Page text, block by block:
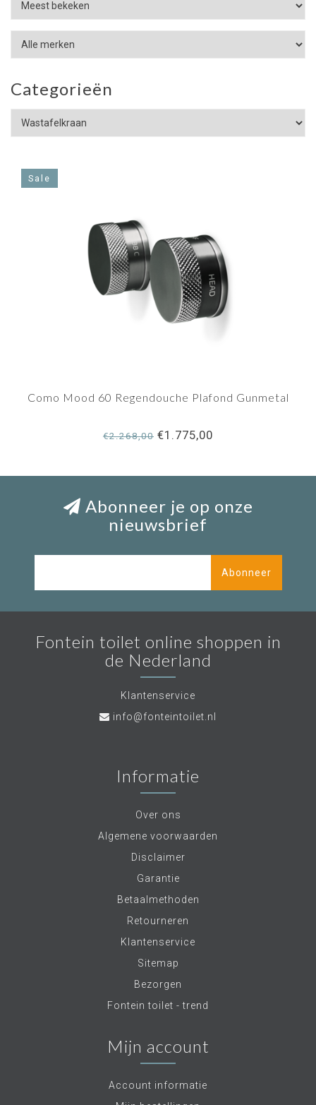
Categorieën
Sale
Como Mood 60 Regendouche Plafond Gunmetal
€2.268,00 €1.775,00
Abonneer je op onze
nieuwsbrief
Abonneer
Fontein toilet online shoppen in
de Nederland
Klantenservice
info@fonteintoilet.nl
Informatie
Over ons
Algemene voorwaarden
Disclaimer
Garantie
Betaalmethoden
Retourneren
Klantenservice
Sitemap
Bezorgen
Fontein toilet - trend
Mijn account
Account informatie